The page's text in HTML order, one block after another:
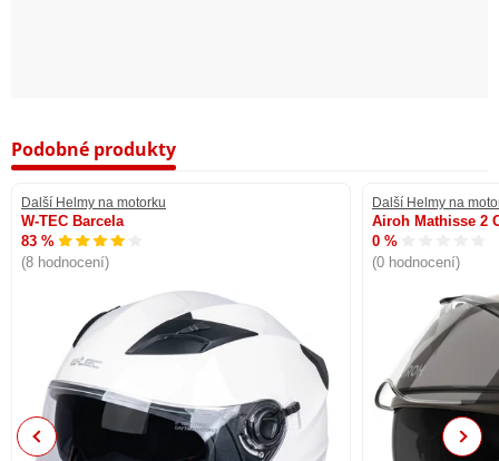
Podobné produkty
Další Helmy na motorku
W-TEC Barcela
83 %
(8 hodnocení)
Další Helmy na
Airoh Mathisse 2
0 %
(0 hodnocení)
Previous Next